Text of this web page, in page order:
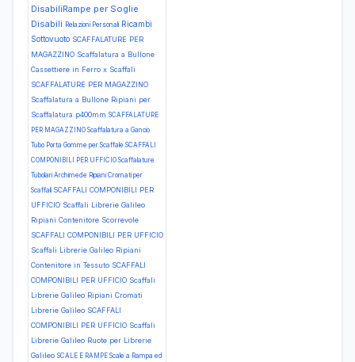
DisabiliRampe per Soglie
Disabili Relazioni Personali Ricambi
Sottovuoto SCAFFALATURE PER
MAGAZZINO Scaffalatura a Bullone
Cassettiere in Ferro x Scaffali
SCAFFALATURE PER MAGAZZINO
Scaffalatura a Bullone Ripiani per
Scaffalatura p400mm SCAFFALATURE
PER MAGAZZINO Scaffalatura a Gancio
Tubo Porta Gomme per Scaffale SCAFFALI
COMPONIBILI PER UFFICIO Scaffalature
Tubolari Archimede Ripiani Cromati per
Scaffali SCAFFALI COMPONIBILI PER
UFFICIO Scaffali Librerie Galileo
Ripiani Contenitore Scorrevole
SCAFFALI COMPONIBILI PER UFFICIO
Scaffali Librerie Galileo Ripiani
Contenitore in Tessuto SCAFFALI
COMPONIBILI PER UFFICIO Scaffali
Librerie Galileo Ripiani Cromati
Librerie Galileo SCAFFALI
COMPONIBILI PER UFFICIO Scaffali
Librerie Galileo Ruote per Librerie
Galileo SCALE E RAMPE Scale a Rampa ed